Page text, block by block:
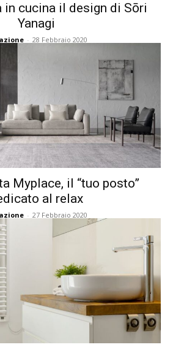
in cucina il design di Sōri
Yanagi
- 28 Febbraio 2020
Myplace, il “tuo posto”
al relax
- 27 Febbraio 2020